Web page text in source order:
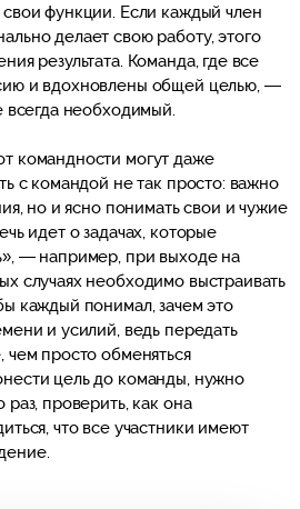
свои функции. Если каждый член
делает свою работу, этого
результата. Команда, где все
и вдохновлены общей целью, —
необходимый.
командности могут даже
с командой не так просто: важно
но и ясно понимать свои и чужие
идет о задачах, которые
— например, при выходе на
случаях необходимо выстраивать
каждый понимал, зачем это
и усилий, ведь передать
просто обменяться
цель до команды, нужно
раз, проверить, как она
что все участники имеют